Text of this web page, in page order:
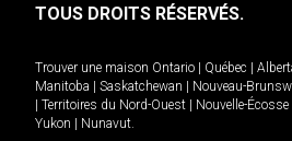
TOUS DROITS RÉSERVÉS.
Trouver une maison Ontario Québec
Manitoba
Saskatchewan Nouveau-
Territoires du Nord-Ouest Nouvelle-Écosse
Yukon
Nunavut.